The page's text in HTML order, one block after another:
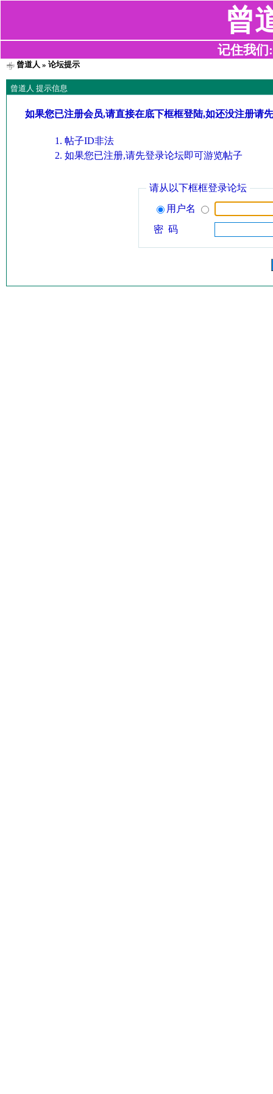
曾
记住我们
曾道人 » 论坛提示
曾道人 提示信息
如果您已注册会员,请直接在底下框框登陆,如还没注册请
帖子ID非法
如果您已注册,请先登录论坛即可游览帖子
请从以下框框登录论坛
用户名
密 码